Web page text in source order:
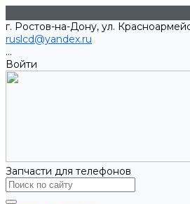
г. Ростов-на-Дону, ул.
ruslcd@yandex.ru
...
Войти
Запчасти для телефонов